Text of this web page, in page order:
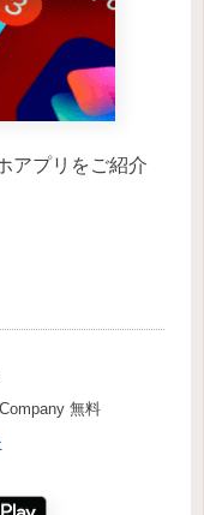
アプリをご紹介
無料